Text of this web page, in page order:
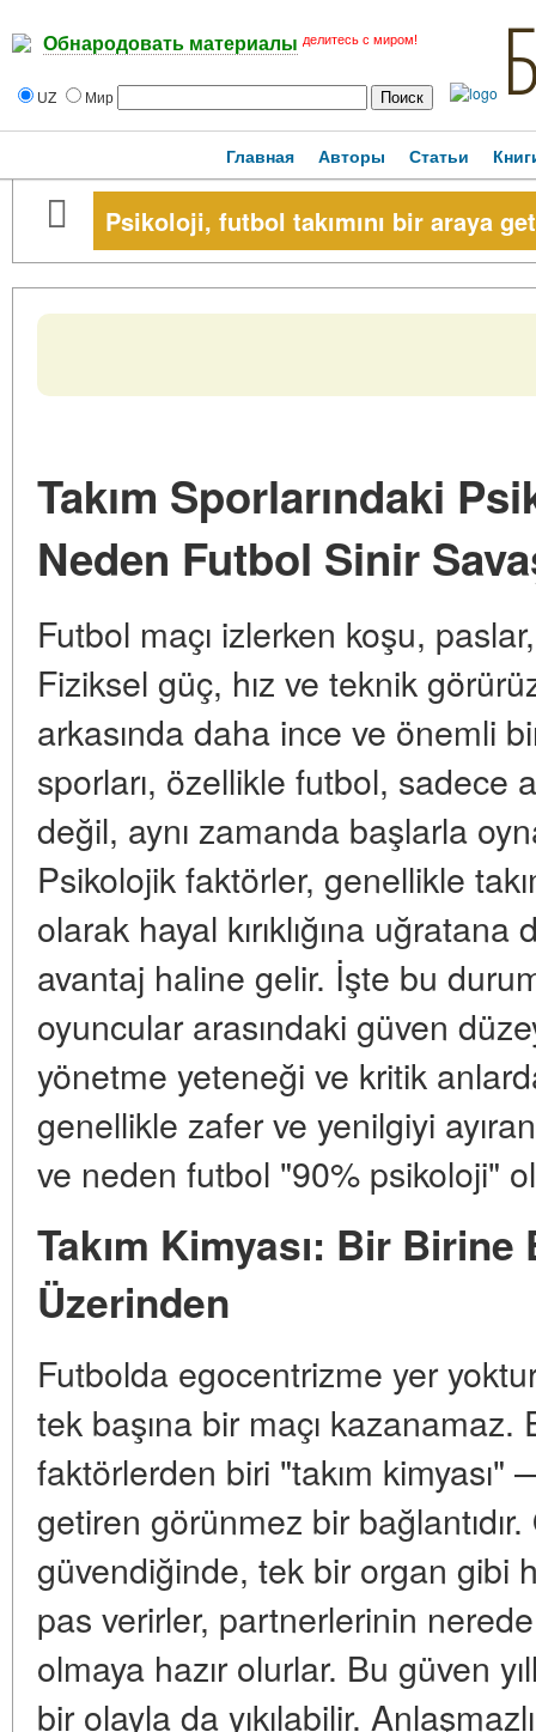
Обнародовать материалы делитесь с миром!
UZ Мир
Главная Авторы Статьи
Psikoloji, futbol takımını bir araya
Takım Sporlarındaki
Neden Futbol Sinir
Futbol maçı izlerken koşu,
Fiziksel güç, hız ve teknik
arkasında daha ince ve önemli
sporları, özellikle futbol, sadece
değil, aynı zamanda başlarla
Psikolojik faktörler, genellikle
olarak hayal kırıklığına
avantaj haline gelir. İşte bu
oyuncular arasındaki güven
yönetme yeteneği ve kritik
genellikle zafer ve yenilgiyi ayıran
ve neden futbol "90% psikoloji"
Takım Kimyası: Bir
Üzerinden
Futbolda egocentrizme yer
tek başına bir maçı
faktörlerden biri "takım kimyası"
getiren görünmez bir
güvendiğinde, tek bir organ gibi
pas verirler, partnerlerinin
olmaya hazır olurlar. Bu güven
bir olayla da yıkılabilir.